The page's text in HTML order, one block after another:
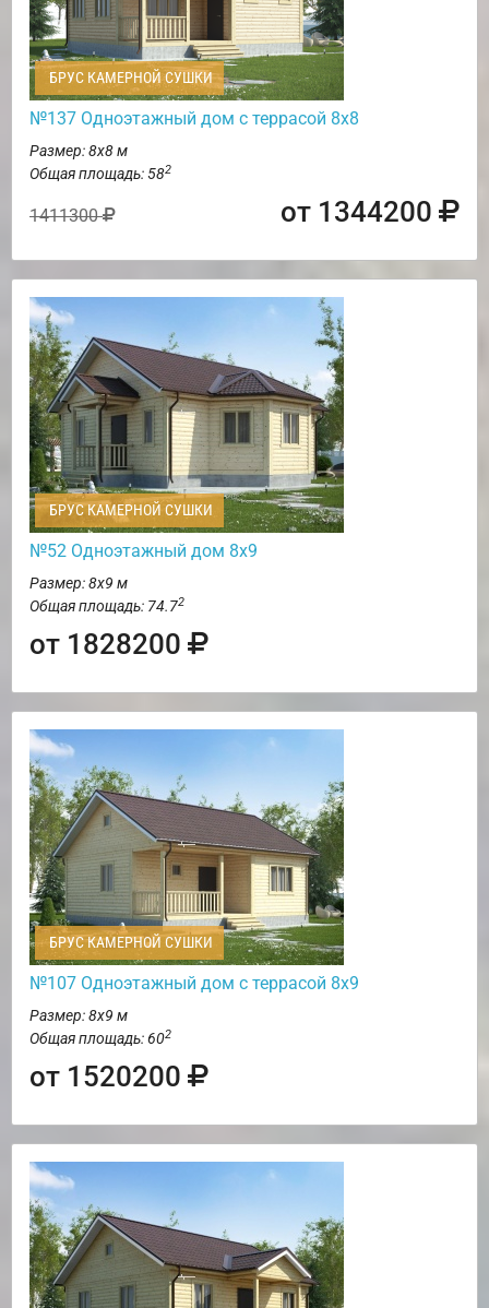
БРУС КАМЕРНОЙ СУШКИ
№137 Одноэтажный дом с террасой 8х8
Размер: 8х8 м
Общая площадь: 582
1411300 от 1344200
БРУС КАМЕРНОЙ СУШКИ
№52 Одноэтажный дом 8х9
Размер: 8х9 м
Общая площадь: 74.72
от 1828200
БРУС КАМЕРНОЙ СУШКИ
№107 Одноэтажный дом с террасой 8х9
Размер: 8х9 м
Общая площадь: 602
от 1520200